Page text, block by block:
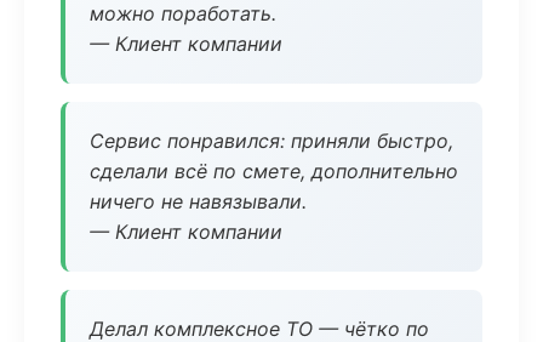
можно поработать.
— Клиент компании
Сервис понравился: приняли быстро,
сделали всё по смете, дополнительно
ничего не навязывали.
— Клиент компании
Делал комплексное ТО — чётко по